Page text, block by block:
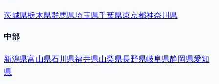
茨城県栃木県群馬県埼玉県千葉県東京都神奈川県
中部
新潟県富山県石川県福井県山梨県長野県岐阜県静岡県愛知
県